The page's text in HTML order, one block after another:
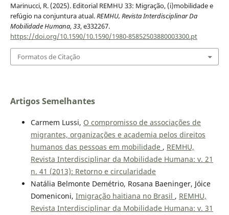
Marinucci, R. (2025). Editorial REMHU 33: Migração, (i)mobilidade e
refúgio na conjuntura atual.REMHU, Revista Interdisciplinar Da
Mobilidade Humana,33, e332267.
https://doi.org/10.1590/10.1590/1980-85852503880003300.pt
Formatos de Citação
Artigos Semelhantes
Carmem Lussi, O compromisso de associações de
migrantes, organizações e academia pelos direitos
humanos das pessoas em mobilidade , REMHU,
Revista Interdisciplinar da Mobilidade Humana: v. 21
n. 41 (2013): Retorno e circularidade
Natália Belmonte Demétrio, Rosana Baeninger, Jóice
Domeniconi, Imigração haitiana no Brasil , REMHU,
Revista Interdisciplinar da Mobilidade Humana: v. 31